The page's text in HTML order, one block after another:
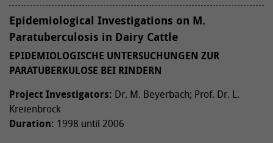
Epidemiological Investigations on M.
Paratuberculosis in Dairy Cattle
EPIDEMIOLOGISCHE UNTERSUCHUNGEN ZUR
PARATUBERKULOSE BEI RINDERN
Project Investigators: Dr. M. Beyerbach; Prof. Dr. L.
Kreienbrock
Duration: 1998 until 2006